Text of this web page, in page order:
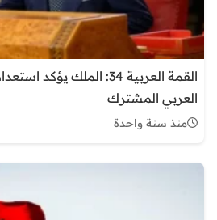
القمة العربية 34: الملك
العربي المشترك
منذ سنة واحدة